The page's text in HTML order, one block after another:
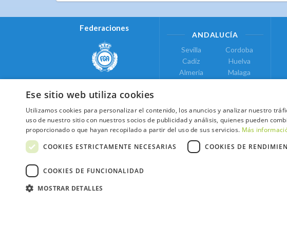
Federaciones
Real Federación Andaluza de
Golf
Federación de Golf de Madrid
ANDALUCÍA
Sevilla
Cadiz
Almeria
Cordoba
Huelva
Malaga
Valencia
COMUNIDAD DE MADRID
Madrid
2026 ©NextCaddy.
Ese sitio web utiliza cookies
Utilizamos cookies para personalizar el contenido, los anuncios y analizar nuestro
uso de nuestro sitio con nuestros socios de publicidad y análisis, quienes pueden
proporcionado o que hayan recopilado a partir del uso de sus servicios. Más
COOKIES ESTRICTAMENTE NECESARIAS
COOKIES DE
COOKIES DE FUNCIONALIDAD
MOSTRAR DETALLES